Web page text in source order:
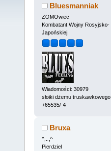
Bluesmanniak
ZOMOwiec
Kombatant Wojny Rosyjsko-
Japońskiej
Wiadomości: 30979
słoiki dżemu truskawkowego
+65535/-4
Bruxa
^,..,^
Pierdziel